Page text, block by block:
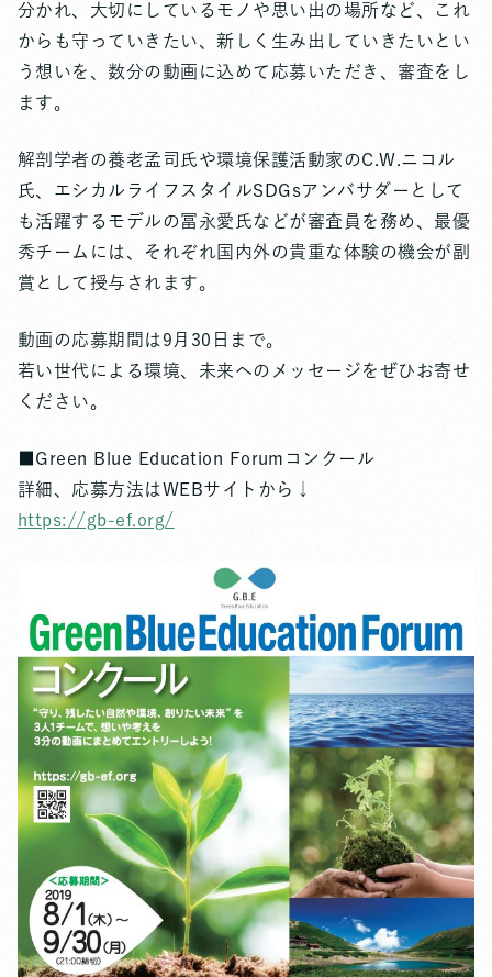
分かれ、大切にしているモノや思い出の場所など、これ
からも守っていきたい、新しく生み出していきたいとい
う想いを、数分の動画に込めて応募いただき、審査をし
ます。
解剖学者の養老孟司氏や環境保護活動家のC.W.ニコル
氏、エシカルライフスタイルSDGsアンバサダーとして
も活躍するモデルの冨永愛氏などが審査員を務め、最優
秀チームには、それぞれ国内外の貴重な体験の機会が副
賞として授与されます。
動画の応募期間は9月30日まで。
若い世代による環境、未来へのメッセージをぜひお寄せ
ください。
■Green Blue Education Forumコンクール
詳細、応募方法はWEBサイトから↓
https://gb-ef.org/